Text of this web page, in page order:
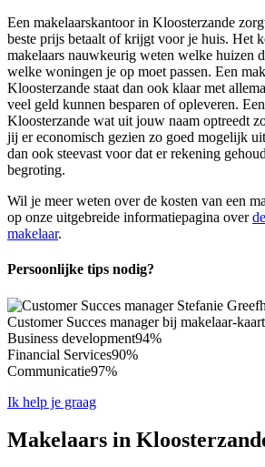
Een makelaarskantoor in Kloosterzande
beste prijs betaalt of krijgt voor je huis. Het
makelaars nauwkeurig weten welke huizen
welke woningen je op moet passen. Een
Kloosterzande staat dan ook klaar met
veel geld kunnen besparen of opleveren.
Kloosterzande wat uit jouw naam optreedt
jij er economisch gezien zo goed mogelijk
dan ook steevast voor dat er rekening
begroting.
Wil je meer weten over de kosten van een
op onze uitgebreide informatiepagina over
makelaar.
Persoonlijke tips nodig?
Customer Succes manager bij makelaar-
Business development94%
Financial Services90%
Communicatie97%
Ik help je graag
Makelaars in